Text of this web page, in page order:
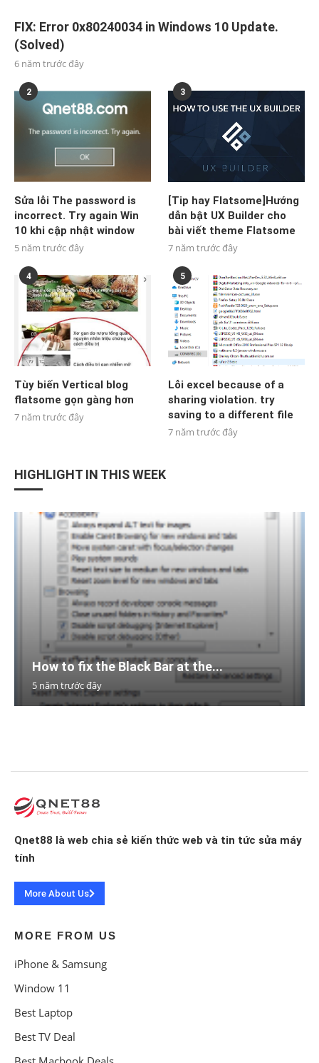
FIX: Error 0x80240034 in Windows 10 Update.
(Solved)
6 năm trước đây
2
Sửa lỗi The password is
incorrect. Try again Win
10 khi cập nhật window
5 năm trước đây
3
[Tip hay Flatsome]Hướng
dẫn bật UX Builder cho
bài viết theme Flatsome
7 năm trước đây
4
Tùy biến Vertical blog
flatsome gọn gàng hơn
7 năm trước đây
5
Lỗi excel because of a
sharing violation. try
saving to a different file
7 năm trước đây
HIGHLIGHT IN THIS WEEK
How to fix the Black Bar at the...
5 năm trước đây
Qnet88 là web chia sẻ kiến thức web và tin tức sửa máy
tính
More About Us
MORE FROM US
iPhone & Samsung
Window 11
Best Laptop
Best TV Deal